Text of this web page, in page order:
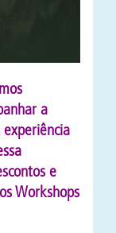
a
e
Workshops